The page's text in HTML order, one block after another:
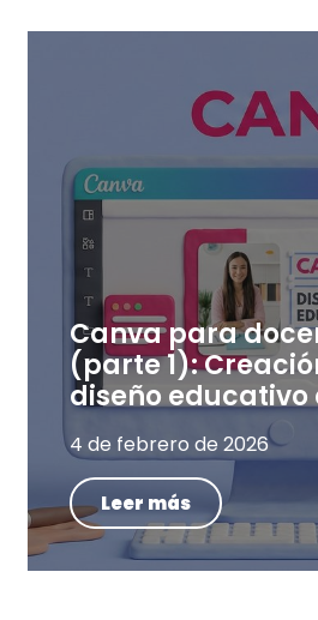
Canva para
(parte 1):
diseño educativo
4 de febrero de 2026
Leer más